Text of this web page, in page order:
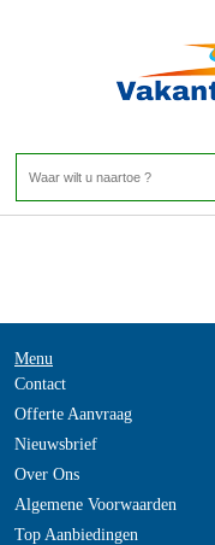
Home>
Menu
Contact
Offerte Aanvraag
Nieuwsbrief
Over Ons
Algemene Voorwaarden
Top Aanbiedingen